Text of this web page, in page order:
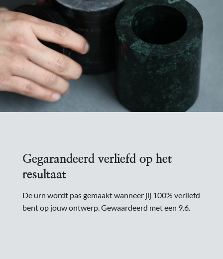
Gegarandeerd verliefd op het
resultaat
De urn wordt pas gemaakt wanneer jij 100% verliefd
bent op jouw ontwerp. Gewaardeerd met een 9.6.